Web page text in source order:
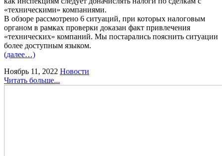
«техническими» компаниями.
В обзоре рассмотрено 6 ситуаций, при которых налоговым
органом в рамках проверки доказан факт привлечения
«технических» компаний. Мы постарались пояснить ситуации
более доступным языком.
(далее…)
Ноябрь 11, 2022 Новости
Читать больше...